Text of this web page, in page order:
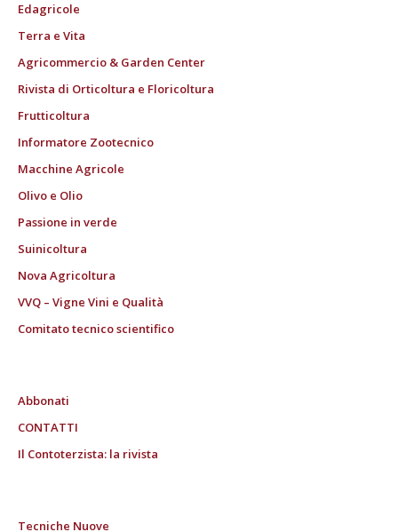
Edagricole
Terra e Vita
Agricommercio & Garden Center
Rivista di Orticoltura e Floricoltura
Frutticoltura
Informatore Zootecnico
Macchine Agricole
Olivo e Olio
Passione in verde
Suinicoltura
Nova Agricoltura
VVQ – Vigne Vini e Qualità
Comitato tecnico scientifico
Abbonati
CONTATTI
Il Contoterzista: la rivista
Tecniche Nuove